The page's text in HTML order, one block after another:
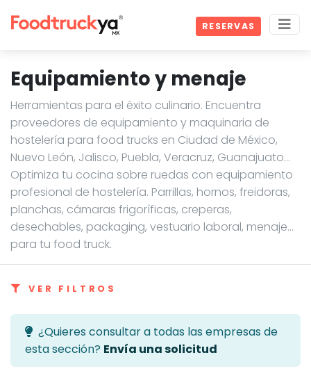
RESERVAS
Equipamiento y menaje
Herramientas para el éxito culinario. Encuentra
proveedores de equipamiento y maquinaria de
hostelería para food trucks en Ciudad de México,
Nuevo León, Jalisco, Puebla, Veracruz, Guanajuato…
Optimiza tu cocina sobre ruedas con equipamiento
profesional de hostelería. Parrillas, hornos, freidoras,
planchas, cámaras frigoríficas, creperas,
desechables, packaging, vestuario laboral, menaje...
para tu food truck.
VER FILTROS
¿Quieres consultar a todas las empresas de
esta sección? Envía una solicitud